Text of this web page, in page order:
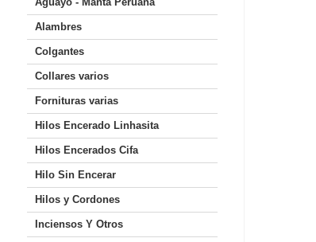
Alambres
Colgantes
Collares varios
Fornituras varias
Hilos Encerado Linhasita
Hilos Encerados Cifa
Hilo Sin Encerar
Hilos y Cordones
Inciensos Y Otros